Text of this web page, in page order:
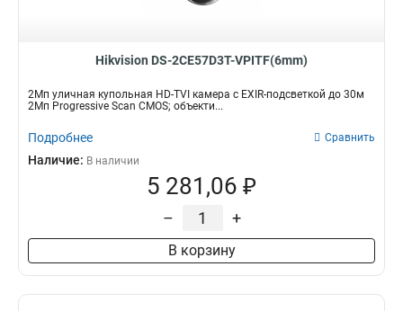
Hikvision DS-2CE57D3T-VPITF(6mm)
2Мп уличная купольная HD-TVI камера с EXIR-подсветкой до 30м
2Мп Progressive Scan CMOS; объекти...
Подробнее Сравнить
Наличие: В наличии
5 281,06 ₽
– +
В корзину